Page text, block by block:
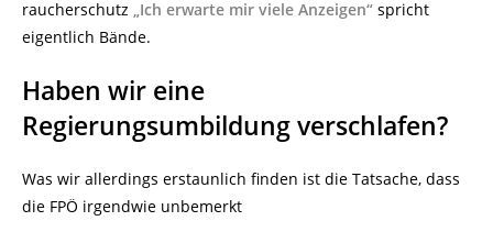
raucherschutz „Ich erwarte mir viele Anzeigen“ spricht
eigentlich Bände.
Haben wir eine
Regierungsumbildung verschlafen?
Was wir allerdings erstaunlich finden ist die Tatsache, dass
die FPÖ irgendwie unbemerkt